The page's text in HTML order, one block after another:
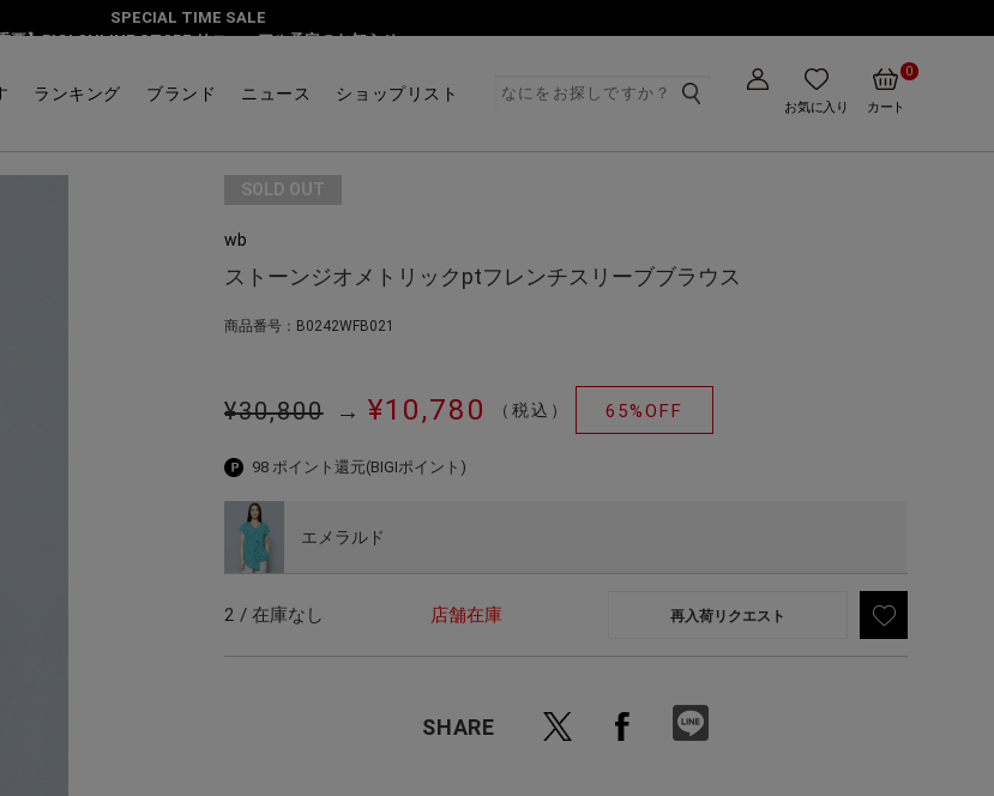
SPECIAL TIME SALE
要】BIGI ONLINE STORE リニューアル予定のお知らせ
ランキング ブランド ニュース ショップリスト
お気に入り カート
0
ウス
SOLD OUT
wb
ストーンジオメトリックptフレンチスリーブブラウス
商品番号：B0242WFB021
¥30,800 → ¥10,780 （税込） 65%OFF
98 ポイント還元(BIGIポイント)
エメラルド
2 / 在庫なし 店舗在庫 再入荷リクエスト
SHARE